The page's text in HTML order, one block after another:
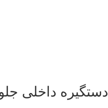
دستگیره داخلی جلو